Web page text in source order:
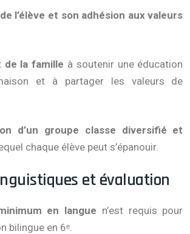
l’élève et son adhésion aux valeurs
de la famille à soutenir une éducation
et à partager les valeurs de
d’un groupe classe diversifié et
chaque élève peut s’épanouir.
et évaluation
en langue n’est requis pour
bilingue en 6ᵉ.